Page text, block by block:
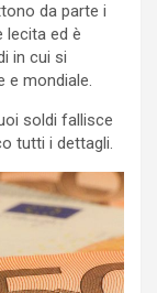
da parte i
lecita ed è
in cui si
e mondiale.
soldi fallisce
tutti i dettagli.